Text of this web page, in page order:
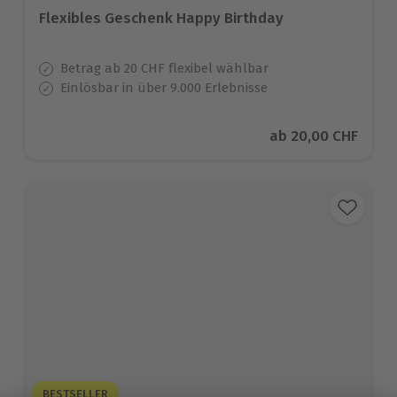
Flexibles Geschenk Happy Birthday
Betrag ab 20 CHF flexibel wählbar
Einlösbar in über 9.000 Erlebnisse
Aktueller Preis
ab 20,00 CHF
BESTSELLER